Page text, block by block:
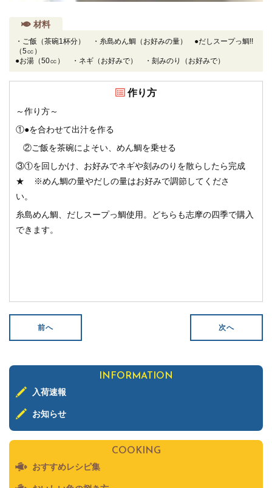
材料
・ご飯（茶碗1杯分） ・糸島めん鯛（お好みの量） ●だしスープっ鯛!!
（5㏄）
●お湯（50㏄） ・ネギ（お好みで） ・刻みのり（お好みで）
作り方
～作り方～
①●を合わせて出汁を作る
②ご飯を茶碗によそい、めん鯛を乗せる
③①を回しかけ、お好みでネギや刻みのりを散らしたら完成
★ ※めん鯛の量やだしの量はお好みで調節してくださ
い。
糸島めん鯛、だしスープっ鯛使用。どちらも志摩の四季で購入
できます。
前へ 次へ
INFORMATION
入荷速報
お知らせ
COOKING
おすすめレシピ集